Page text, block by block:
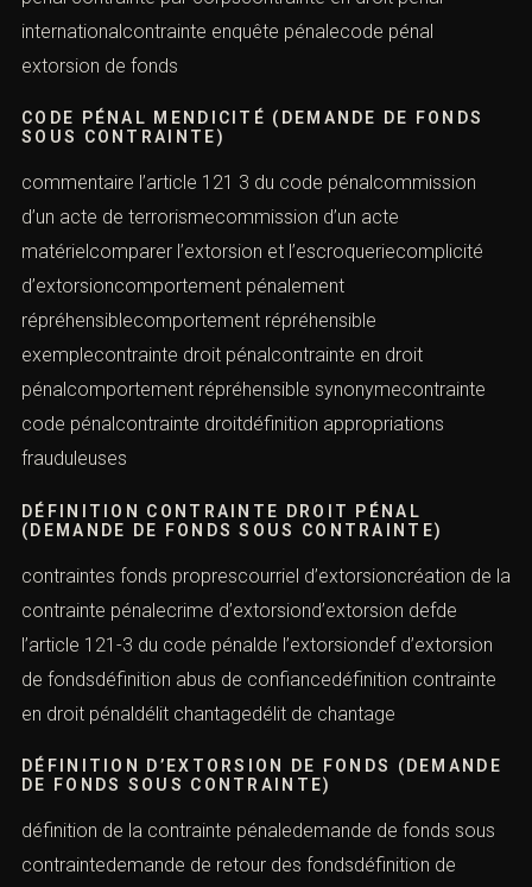
internationalcontrainte enquête pénalecode pénal
extorsion de fonds
CODE PÉNAL MENDICITÉ (DEMANDE DE FONDS
SOUS CONTRAINTE)
commentaire l’article 121 3 du code pénalcommission
d’un acte de terrorismecommission d’un acte
matérielcomparer l’extorsion et l’escroqueriecomplicité
d’extorsioncomportement pénalement
répréhensiblecomportement répréhensible
exemplecontrainte droit pénalcontrainte en droit
pénalcomportement répréhensible synonymecontrainte
code pénalcontrainte droitdéfinition appropriations
frauduleuses
DÉFINITION CONTRAINTE DROIT PÉNAL
(DEMANDE DE FONDS SOUS CONTRAINTE)
contraintes fonds proprescourriel d’extorsioncréation de la
contrainte pénalecrime d’extorsiond’extorsion defde
l’article 121-3 du code pénalde l’extorsiondef d’extorsion
de fondsdéfinition abus de confiancedéfinition contrainte
en droit pénaldélit chantagedélit de chantage
DÉFINITION D’EXTORSION DE FONDS (DEMANDE
DE FONDS SOUS CONTRAINTE)
définition de la contrainte pénaledemande de fonds sous
contraintedemande de retour des fondsdéfinition de